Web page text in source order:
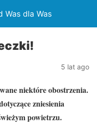
Was dla Was
5 lat ago
niektóre obostrzenia.
zniesienia
powietrzu.